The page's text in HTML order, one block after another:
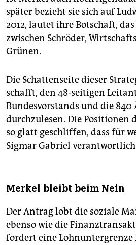
später bezieht sie sich auf
2012, lautet ihre Botschaft,
zwischen Schröder,
Grünen.
Die Schattenseite dieser
schafft, den 48-seitigen
Bundesvorstands und die
durchzulesen. Die Positionen
so glatt geschliffen, dass für
Sigmar Gabriel
Merkel bleibt beim Nein
Der Antrag lobt die soziale
ebenso wie die
fordert eine